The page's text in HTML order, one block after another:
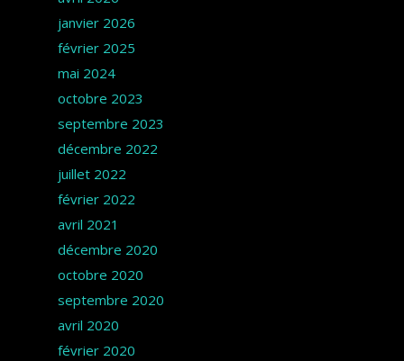
janvier 2026
février 2025
mai 2024
octobre 2023
septembre 2023
décembre 2022
juillet 2022
février 2022
avril 2021
décembre 2020
octobre 2020
septembre 2020
avril 2020
février 2020